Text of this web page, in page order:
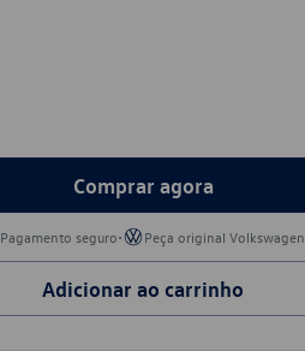
Comprar agora
Pagamento seguro• Peça original Volkswagen
Adicionar ao carrinho